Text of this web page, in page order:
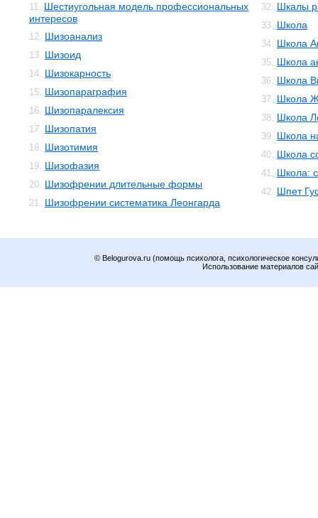
11. Шестиугольная модель профессиональных
интересов
12. Шизоанализ
13. Шизоид
14. Шизокарность
15. Шизопараграфия
16. Шизопаралексия
17. Шизопатия
18. Шизотимия
19. Шизофазия
20. Шизофрении длительные формы
21. Шизофрении систематика Леонгарда
32. Шкалы
33. Школа
34. Школа
35. Школа
36. Школа
37. Школа
38. Школа
39. Школа
40. Школа
41. Школа:
42. Шпет
© Belogurova.ru (помощь психолога, психологическое
Использование материалов